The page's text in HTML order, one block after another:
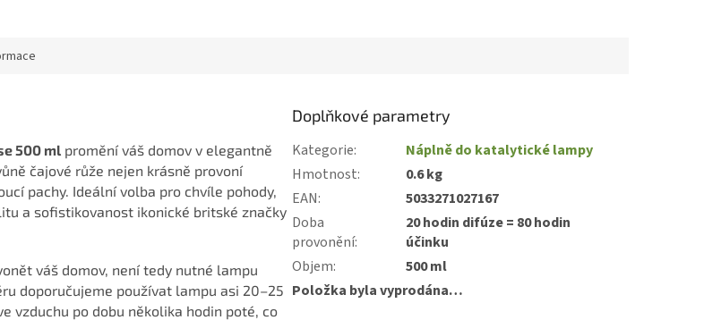
500 ml promění váš domov v elegantně
čajové růže nejen krásně provoní
pachy. Ideální volba pro chvíle pohody,
a sofistikovanost ikonické britské značky
váš domov, není tedy nutné lampu
doporučujeme používat lampu asi 20–25
vzduchu po dobu několika hodin poté, co
Doplňkové parametry
Kategorie:
Náplně do katalytické lampy
Hmotnost:
0.6 kg
EAN:
5033271027167
Doba
provonění:
20 hodin difúze = 80 hodin
účinku
Objem:
500 ml
Položka byla vyprodána…